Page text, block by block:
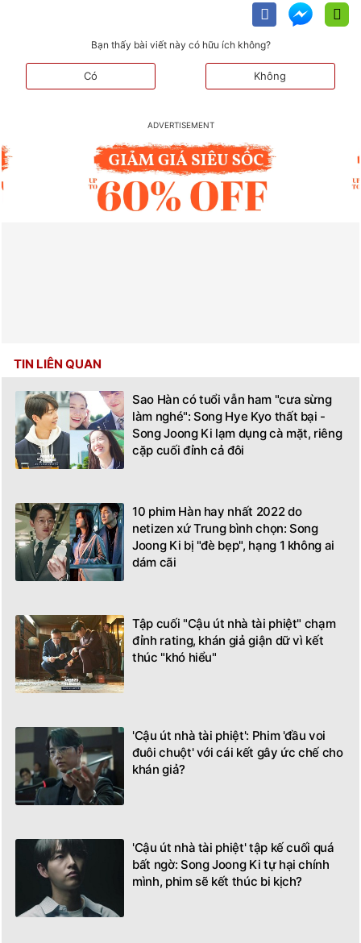
Bạn thấy bài viết này có hữu ích không?
Có Không
TIN LIÊN QUAN
Sao Hàn có tuổi vẫn ham "cưa sừng
làm nghé": Song Hye Kyo thất bại -
Song Joong Ki lạm dụng cà mặt, riêng
cặp cuối đỉnh cả đôi
10 phim Hàn hay nhất 2022 do
netizen xứ Trung bình chọn: Song
Joong Ki bị "đè bẹp", hạng 1 không ai
dám cãi
Tập cuối "Cậu út nhà tài phiệt" chạm
đỉnh rating, khán giả giận dữ vì kết
thúc "khó hiểu"
'Cậu út nhà tài phiệt': Phim 'đầu voi
đuôi chuột' với cái kết gây ức chế cho
khán giả?
'Cậu út nhà tài phiệt' tập kế cuối quá
bất ngờ: Song Joong Ki tự hại chính
mình, phim sẽ kết thúc bi kịch?